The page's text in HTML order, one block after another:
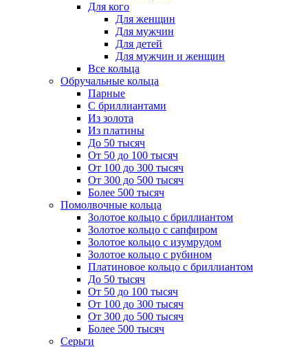
Для кого
Для женщин
Для мужчин
Для детей
Для мужчин и женщин
Все кольца
Обручальные кольца
Парные
С бриллиантами
Из золота
Из платины
До 50 тысяч
От 50 до 100 тысяч
От 100 до 300 тысяч
От 300 до 500 тысяч
Более 500 тысяч
Помолвочные кольца
Золотое кольцо с бриллиантом
Золотое кольцо с сапфиром
Золотое кольцо с изумрудом
Золотое кольцо с рубином
Платиновое кольцо с бриллиантом
До 50 тысяч
От 50 до 100 тысяч
От 100 до 300 тысяч
От 300 до 500 тысяч
Более 500 тысяч
Серьги